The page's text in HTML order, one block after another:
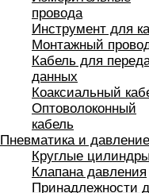
провода
Инструмент для
Монтажный
Кабель для
данных
Коаксиальный
Оптоволоконный
кабель
Пневматика и давление
Круглые цилиндры
Клапана давления
Принадлежности